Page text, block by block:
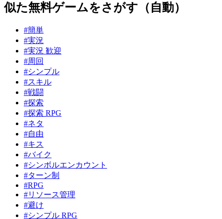
似た無料ゲームをさがす（自動）
#簡単
#実況
#実況 歓迎
#周回
#シンプル
#スキル
#戦闘
#探索
#探索 RPG
#ネタ
#自由
#キス
#バイク
#シンボルエンカウント
#ターン制
#RPG
#リソース管理
#避け
#シンプル RPG